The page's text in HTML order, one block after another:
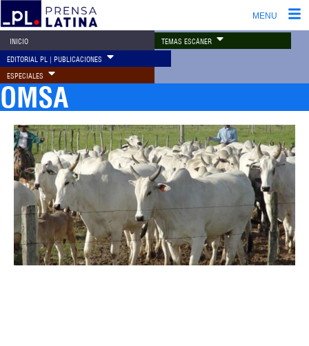
MENU
INICIO TEMAS ESCÁNER
EDITORIAL PL | PUBLICACIONES
ESPECIALES
OMSA